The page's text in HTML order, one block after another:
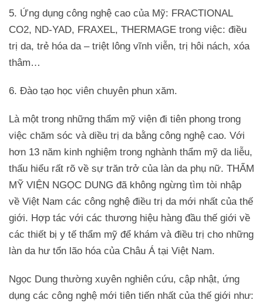
5. Ứng dụng công nghệ cao của Mỹ: FRACTIONAL
CO2, ND-YAD, FRAXEL, THERMAGE trong việc: điều
trị da, trẻ hóa da – triệt lông vĩnh viễn, trị hôi nách, xóa
thâm…
6. Đào tạo học viên chuyên phun xăm.
Là một trong những thẩm mỹ viện đi tiên phong trong
việc chăm sóc và diều trị da bằng công nghệ cao. Với
hơn 13 năm kinh nghiệm trong nghành thẩm mỹ da liễu,
thấu hiểu rất rõ về sự trăn trở của làn da phụ nữ. THẨM
MỸ VIỆN NGỌC DUNG đã không ngừng tìm tòi nhập
về Việt Nam các công nghệ điều trị da mới nhất của thế
giới. Hợp tác với các thương hiệu hàng đầu thế giới về
các thiết bị y tế thẩm mỹ để khám và điều trị cho những
làn da hư tổn lão hóa của Châu Á tại Việt Nam.
Ngọc Dung thường xuyên nghiên cứu, cập nhật, ứng
dụng các công nghệ mới tiên tiến nhất của thế giới như: